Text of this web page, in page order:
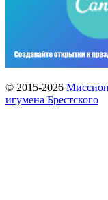
© 2015-2026
игумена Брестского